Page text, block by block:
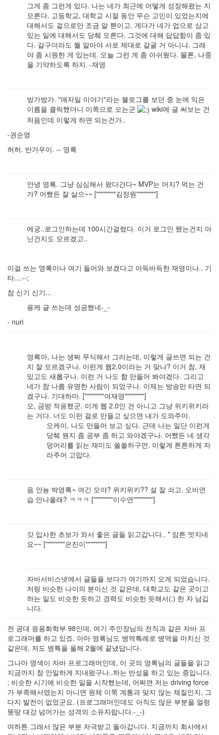
그게 좀 그런게 있다. 나는 네가 최근에 어떻게 성장해왔는 지
모른다. 고등학교, 대학교 시절 동안 무슨 고민이 있었는지에
대해서도 겉으로만 조금 알 뿐이고. 게다가 네가 업으로 삼고
있는 일에 대해서도 당췌 모른다. 그것에 대해 답답함이 좀 있
다. 갈구더라도 뭘 알아야 서로 제대로 갈굴 거 아니냐. 그래
야 좀 시원한 게 있는데. 오늘 그런 게 좀 아쉬웠다. 물론, 나중
을 기약하도록 하지. -재영
방가방가. "애자일 이야기"라는 블로그를 보던 중 눈에 익은
이름을 클릭했더니 이쪽으로 오는군
wiki에 글 써보는 건
처음인데 이렇게 하면 되는건가..
-권순영
허허. 반가우이. -- 영록
안녕 영록. 그냥 심심해서 왔다간다~ MVP는 머지? 먹는 건
가? 어쨌든 잘 살으~~ [""""""""김정원""""""""]
에궁..로그인하는데 100시간걸렸다. 이거 로그인 됐는건지 아
닌건지도 모르겠고..
이걸 쓰는 영록이나 여기 들어와 보겠다고 아득바득한 재영이나.. 기
타....--;
참 신기 신기...
용케 글 쓰는데 성공했네-_-
- nuri
영록아, 나는 생짜 무식해서 그러는데, 이렇게 글쓰면 되는 건
지 잘 모르겠구나. 이런게 웹2.0이라는 거 맞나? 이거 참, 재
밌고도 새롭구나. 이런 거 나도 함 만들어 봐야겠다. 그리고
네가 참 나름 유명한 사람이 되었구나. 이제는 방송만 타면 되
겠구나. 기대하마. [""""""""여재영""""""""]
오, 금방 적응했군. 이게 웹 2.0인 건 아니고 그냥 위키위키라
는 거다. 너도 이런 걸로 만들고 싶으면 내가 도와주마.
오케이, 나도 만들어 보고 싶다. 근데 나는 일단 이런게
당췌 뭔지 좀 공부 좀 하고 와야겠구나. 어쨌든 네 생각
덩어리를 읽는 재미도 쏠쏠하구먼. 이렇게 튼튼하게 자
라주어 고맙다.
음 안뇽 박영록~ 여긴 모야? 위키위키?? 설 잘 쇠고. 오비연
습 안나올래? ㅋㅋㅋ [""""""""이수연""""""""]
갓 입사한 초보가 와서 좋은 글들 읽고갑니다.. * 암튼 멋지네
요~~ [""""""""은진이""""""""]
자바서비스넷에서 글들을 보다가 여기까지 오게 되었습니다.
저랑 비슷한 나이의 분이신 것 같은데, 대학교도 같은 곳이고
하는 일도 비슷한 듯하고 경력도 비슷한 듯해서(;) 한 자 남깁
니다.
전 공대 응용화학부 98인데, 여기 주인장님의 전직과 같은 자바 프
로그래머를 하고 있죠. 아마 영록님도 병역특례로 병역을 마치신 것
같은데, 저도 병특을 올해 2월에 끝냈답니다.
그나마 명색이 자바 프로그래머인데, 이 곳의 영록님의 글들을 읽고
지금까지 참 안일하게 지내왔구나..하는 반성을 하고 있는 중입니다.
; 비슷한 시기에 비슷한 일을 시작했는데, 어쩌면 저는 driving force
가 부족해서였는지 아니면 원체 이쪽 계통과 맞지 않는 체질인지, 그
다지 발전이 없었군요. (프로그래머인데도 아직도 많은 부분을 얼렁
뚱땅 대강 넘어가는 성격의 소유자랍니다.-_-)
여하튼 그래서 많은 부분 자극받고 돌아갑니다. 지금까지 회사에서